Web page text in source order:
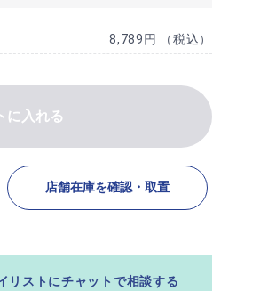
8,789円 （税込）
に入れる
店舗在庫を確認・取置
リストにチャットで相談する